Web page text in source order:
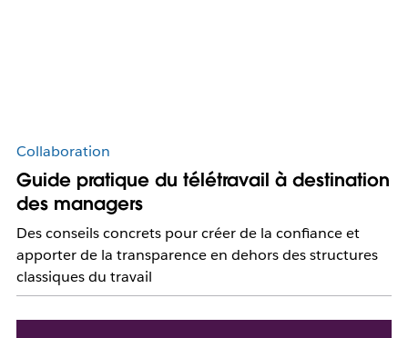
Collaboration
Guide pratique du télétravail à destination
des managers
Des conseils concrets pour créer de la confiance et
apporter de la transparence en dehors des structures
classiques du travail